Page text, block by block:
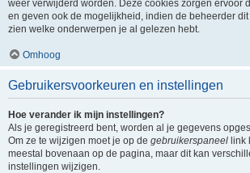
weer verwijderd worden. Deze cookies zorgen ervoor
en geven ook de mogelijkheid, indien de beheerder
zien welke onderwerpen je al gelezen hebt.
Omhoog
Gebruikersvoorkeuren en instellingen
Hoe verander ik mijn instellingen?
Als je geregistreerd bent, worden al je gegevens
Om ze te wijzigen moet je op de gebruikerspaneel link
meestal bovenaan op de pagina, maar dit kan
instellingen wijzigen.